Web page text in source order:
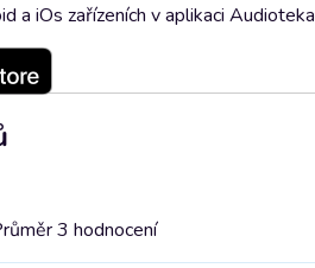
a iOs zařízeních v aplikaci Audioteka
3 hodnocení